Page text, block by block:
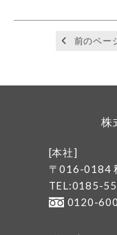
前のペー
株
[本社]
〒016-0184
TEL:0185-
0120-